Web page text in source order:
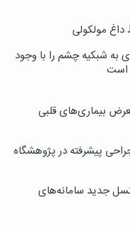
داغ مولکولی
شبکیه چشم را با وجود
است
بیماری‌های قلبی
پیشرفته در پژوهشگاه
جدید سامانه‌های